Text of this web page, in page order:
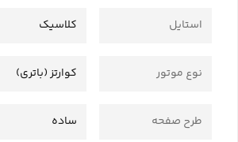
استایل کلاسیک
نوع موتور کوارتز (باتری)
طرح صفحه ساده